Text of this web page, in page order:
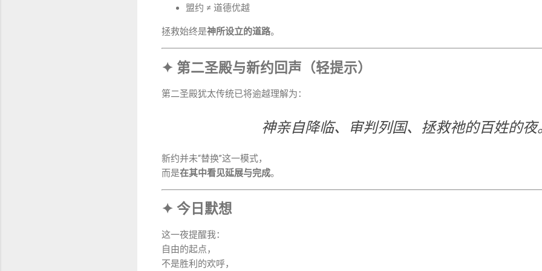
盟约 ≠ 道德优越
拯救始终是神所设立的道路。
✦ 第二圣殿与新约回声（轻提示）
第二圣殿犹太传统已将逾越理解为：
神亲自降临、审判列国、拯救祂的百姓的夜
新约并未“替换”这一模式，
而是在其中看见延展与完成。
✦ 今日默想
这一夜提醒我：
自由的起点，
不是胜利的欢呼，